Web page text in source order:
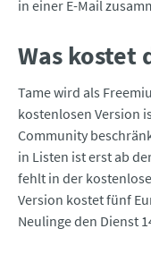
in einer E-Mail
Was kostet
Tame wird als
kostenlosen Version
Community
in Listen ist erst ab
fehlt in der
Version kostet fünf
Neulinge den Dienst